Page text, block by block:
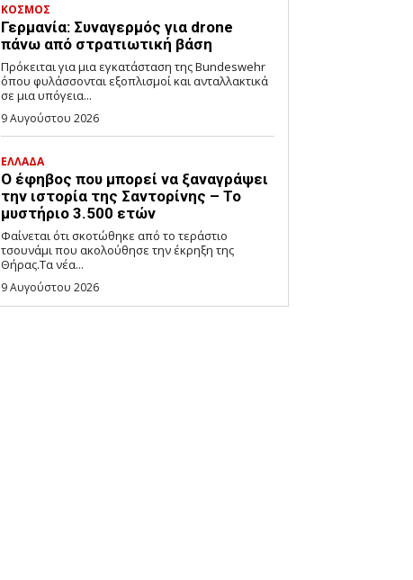
ΚΟΣΜΟΣ
Γερμανία: Συναγερμός για drone
πάνω από στρατιωτική βάση
Πρόκειται για μια εγκατάσταση της Bundeswehr
όπου φυλάσσονται εξοπλισμοί και ανταλλακτικά
σε μια υπόγεια...
9 Αυγούστου 2026
ΕΛΛΑΔΑ
Ο έφηβος που μπορεί να ξαναγράψει
την ιστορία της Σαντορίνης – Το
μυστήριο 3.500 ετών
Φαίνεται ότι σκοτώθηκε από το τεράστιο
τσουνάμι που ακολούθησε την έκρηξη της
Θήρας.Τα νέα...
9 Αυγούστου 2026